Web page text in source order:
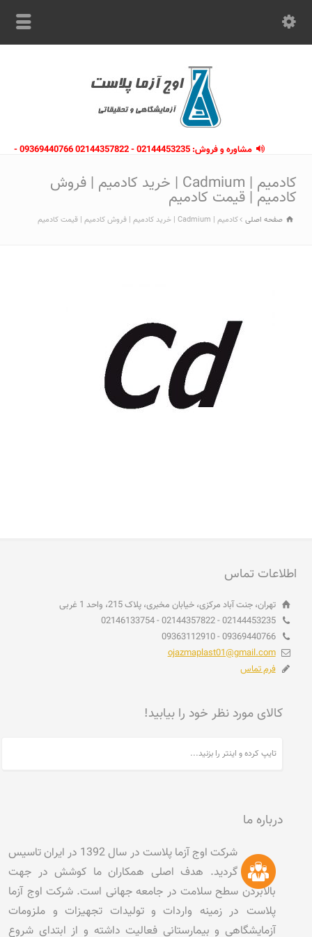
مشاوره و فروش: 02144453235 - 02144357822 09369440766 -
کادمیم | Cadmium | خرید کادمیم | فروش
کادمیم | قیمت کادمیم
صفحه اصلی کادمیم | Cadmium | خرید کادمیم | فروش کادمیم | قیمت کادمیم
اطلاعات تماس
تهران، جنت آباد مرکزی، خیابان مخبری، پلاک 215، واحد 1 غربی
02144453235 - 02144357822 - 02146133754
09369440766 - 09363112910
ojazmaplast01@gmail.com
فرم تماس
کالای مورد نظر خود را بیابید!
درباره ما
شرکت اوج آزما پلاست در سال 1392 در ایران تاسیس
گردید. هدف اصلی همکاران ما کوشش در جهت
بالابردن سطح سلامت در جامعه جهانی است. شرکت اوج آزما
پلاست در زمینه واردات و تولیدات تجهیزات و ملزومات
آزمایشگاهی و بیمارستانی فعالیت داشته و از ابتدای شروع